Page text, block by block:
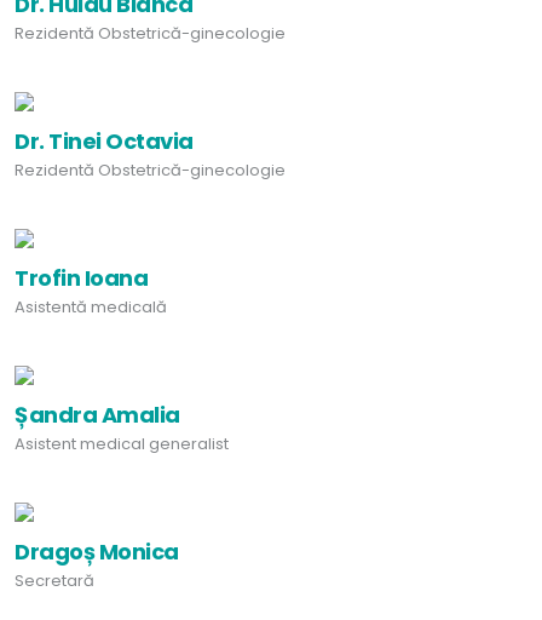
Rezidentă Obstetrică-ginecologie
Dr. Tinei Octavia
Rezidentă Obstetrică-ginecologie
Trofin Ioana
Asistentă medicală
Șandra Amalia
Asistent medical generalist
Dragoș Monica
Secretară